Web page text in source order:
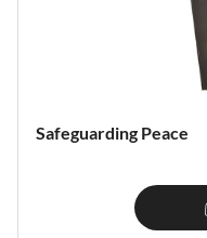
Safeguarding Peace